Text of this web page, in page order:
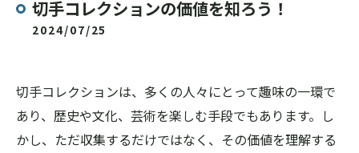
切手コレクションの価値を知ろう！
2024/07/25
切手コレクションは、多くの人々にとって趣味の一環で
あり、歴史や文化、芸術を楽しむ手段でもあります。し
かし、ただ収集するだけではなく、その価値を理解する